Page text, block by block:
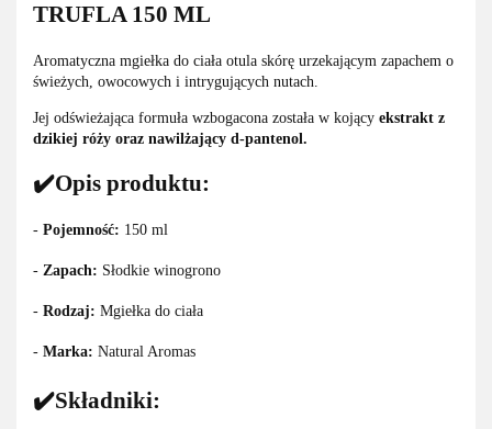
TRUFLA 150 ML
Aromatyczna mgiełka do ciała otula skórę urzekającym zapachem o
świeżych, owocowych i intrygujących nutach.
Jej odświeżająca formuła wzbogacona została w kojący ekstrakt z
dzikiej róży oraz nawilżający d-pantenol.
✔️Opis produktu:
- Pojemność: 150 ml
- Zapach: Słodkie winogrono
- Rodzaj: Mgiełka do ciała
- Marka: Natural Aromas
✔️Składniki: